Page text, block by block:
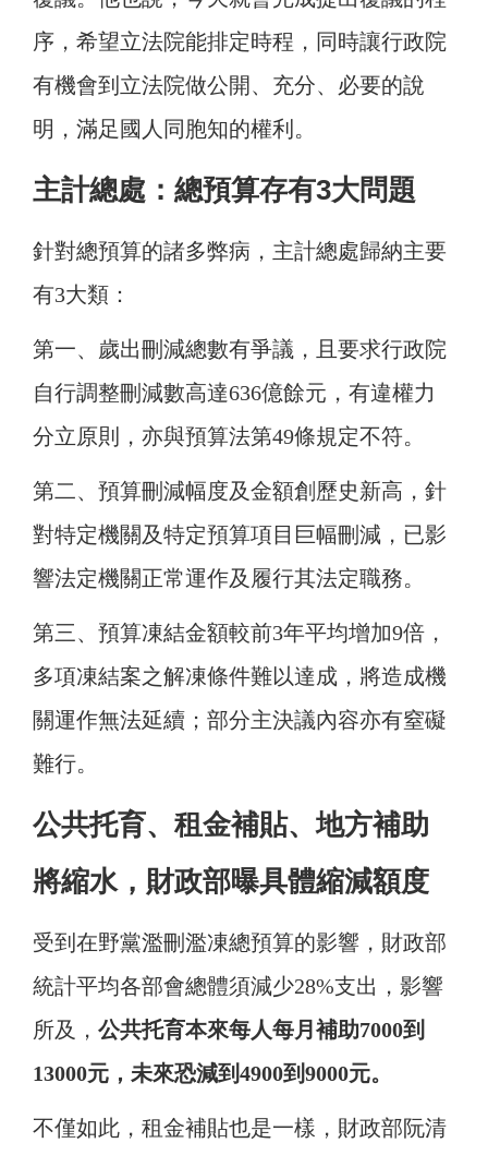
序，希望立法院能排定時程，同時讓行政院
有機會到立法院做公開、充分、必要的說
明，滿足國人同胞知的權利。
主計總處：總預算存有3大問題
針對總預算的諸多弊病，主計總處歸納主要
有3大類：
第一、歲出刪減總數有爭議，且要求行政院
自行調整刪減數高達636億餘元，有違權力
分立原則，亦與預算法第49條規定不符。
第二、預算刪減幅度及金額創歷史新高，針
對特定機關及特定預算項目巨幅刪減，已影
響法定機關正常運作及履行其法定職務。
第三、預算凍結金額較前3年平均增加9倍，
多項凍結案之解凍條件難以達成，將造成機
關運作無法延續；部分主決議內容亦有窒礙
難行。
公共托育、租金補貼、地方補助
將縮水，財政部曝具體縮減額度
受到在野黨濫刪濫凍總預算的影響，財政部
統計平均各部會總體須減少28%支出，影響
所及， 公共托育本來每人每月補助7000到
13000元，未來恐減到4900到9000元。
不僅如此，租金補貼也是一樣，財政部阮清